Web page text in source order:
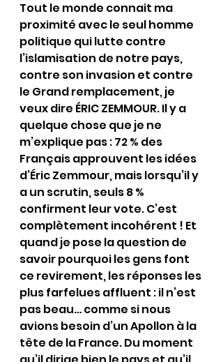
Tout le monde connait ma
proximité avec le seul homme
politique qui lutte contre
l’islamisation de notre pays,
contre son invasion et contre
le Grand remplacement, je
veux dire ÉRIC ZEMMOUR. Il y a
quelque chose que je ne
m’explique pas : 72 % des
Français approuvent les idées
d’Éric Zemmour, mais lorsqu’il y
a un scrutin, seuls 8 %
confirment leur vote. C’est
complètement incohérent ! Et
quand je pose la question de
savoir pourquoi les gens font
ce revirement, les réponses les
plus farfelues affluent : il n’est
pas beau… comme si nous
avions besoin d’un Apollon à la
tête de la France. Du moment